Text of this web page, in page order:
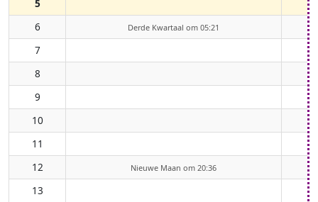
5
6
Derde Kwartaal om 05:21
7
8
9
10
11
12
Nieuwe Maan om 20:36
13